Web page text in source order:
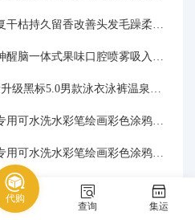
代购
查询 集运
护发精油女防毛躁柔顺修复干枯持久留香改善头发毛躁柔顺剂神器
天目山电子雾化器薄荷提神醒脑一体式果味口腔喷雾吸入式戒烟神器
Speedo/速比涛 汪顺同款新升级黑标5.0男款泳衣泳裤温泉游泳套装
丙烯马克笔学生儿童美术专用可水洗水彩笔绘画彩色涂鸦画笔不透色可叠色防水手绘diy丙烯颜料笔水性填色笔
丙烯马克笔学生儿童美术专用可水洗水彩笔绘画彩色涂鸦画笔不透色可叠色防水手绘diy丙烯颜料笔水性填色笔
粉色冰丝防晒衣女款夏薄款户外防紫外线防晒服修身紧身短外套上衣